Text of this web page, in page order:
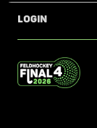
Login